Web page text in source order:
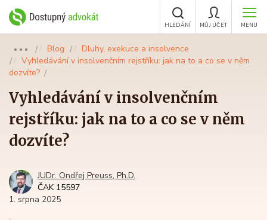
MENU
MŮJ ÚČET
HLEDÁNÍ
●●● Blog
Dluhy, exekuce a insolvence
Vyhledávání v insolvenčním rejstříku: jak na to a co se v něm
dozvíte?
Vyhledávání v insolvenčním
rejstříku: jak na to a co se v něm
dozvíte?
JUDr. Ondřej Preuss, Ph.D.
ČAK 15597
1. srpna 2025